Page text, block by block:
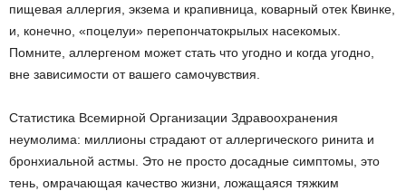
пищевая аллергия, экзема и крапивница, коварный отек Квинке,
и, конечно, «поцелуи» перепончатокрылых насекомых.
Помните, аллергеном может стать что угодно и когда угодно,
вне зависимости от вашего самочувствия.
Статистика Всемирной Организации Здравоохранения
неумолима: миллионы страдают от аллергического ринита и
бронхиальной астмы. Это не просто досадные симптомы, это
тень, омрачающая качество жизни, ложащаяся тяжким